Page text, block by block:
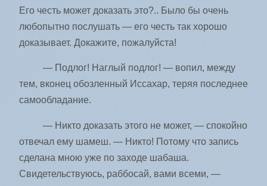
Его честь может доказать это?.. Было бы очень
любопытно послушать — его честь так хорошо
доказывает. Докажите, пожалуйста!
— Подлог! Наглый подлог! — вопил, между
тем, вконец обозленный Иссахар, теряя последнее
самообладание.
— Никто доказать этого не может, — спокойно
отвечал ему шамеш. — Никто! Потому что запись
сделана мною уже по заходе шабаша.
Свидетельствуюсь, раббосай, вами всеми, —